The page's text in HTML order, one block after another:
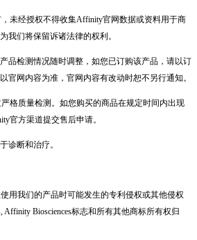
未经授权不得收集Affinity官网数据或资料用于商
我们将保留诉诸法律的权利。
品检测情况随时调整，如您已订购该产品，请以订
官网内容为准，官网内容有改动时恕不另行通知。
格质量检测。如您购买的商品在规定时间内出现
官方渠道提交售后申请。
诊断和治疗。
用我们的产品时可能发生的专利侵权或其他侵权
Affinity Biosciences标志和所有其他商标所有权归